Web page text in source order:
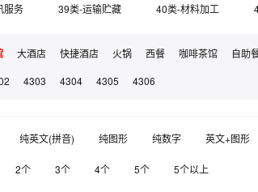
服务 39类-运输贮藏 40类-材料加工
大酒店 快捷酒店 火锅 西餐 咖啡茶馆 自助
4303 4304 4305 4306
纯英文(拼音) 纯图形 纯数字 英文+图形
2个 3个 4个 5个 5个以上